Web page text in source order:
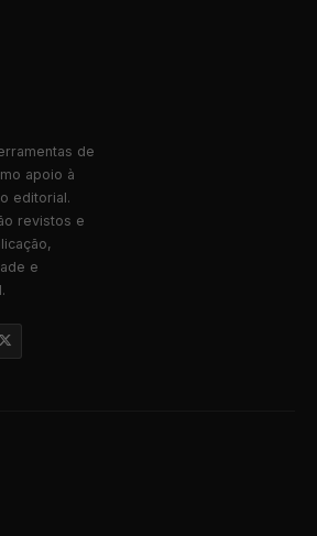
de
apoio à
editorial.
revistos e
e